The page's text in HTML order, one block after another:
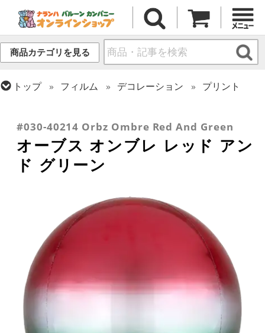
商品カテゴリを見る
トップ フィルム デコレーション
プリント
クリスマス・ウィンター(冬)
#030-40214 Orbz Ombre Red And Green
オーブス オンブレ レッド アン
ド グリーン